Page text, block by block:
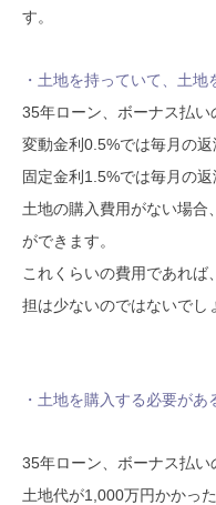
す。
・土地を持っていて、土
35年ローン、ボーナス払い
変動金利0.5%では毎月の
固定金利1.5%では毎月の
土地の購入費用がない場合
ができます。
これくらいの費用であれば
担は少ないのではないでし
・土地を購入する必要があ
35年ローン、ボーナス払い
土地代が1,000万円かかっ